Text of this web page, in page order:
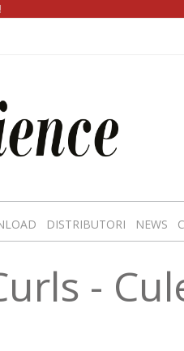
DISTRIBUTORI NEWS
-